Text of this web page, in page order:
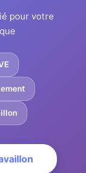
pour votre